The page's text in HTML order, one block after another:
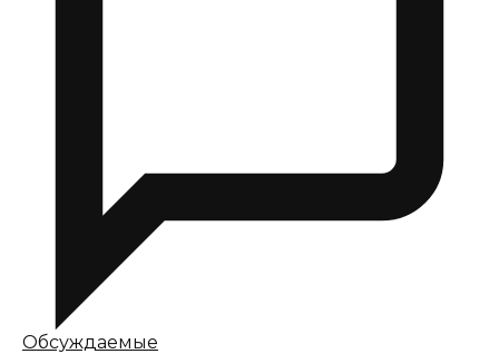
Обсуждаемые